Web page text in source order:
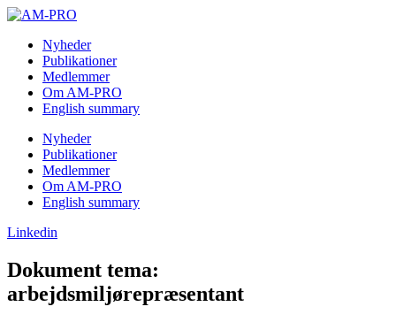
Skip
contentNyheder
Publikationer
Medlemmer
Om AM-PRO
English summary
Nyheder
Publikationer
Medlemmer
Om AM-PRO
English summary
Linkedin
Dokument tema:
arbejdsmiljørepræsentant